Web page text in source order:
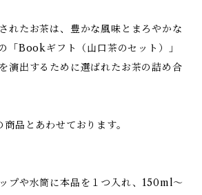
れたお茶は、豊かな風味とまろやかな
「Bookギフト（山口茶のセット）」
演出するために選ばれたお茶の詰め合
品とあわせております。
プや水筒に本品を１つ入れ、150ml～